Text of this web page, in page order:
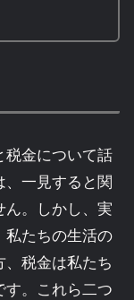
税金について話
、一見すると関
ん。しかし、実
私たちの生活の
、税金は私たち
す。これら二つ